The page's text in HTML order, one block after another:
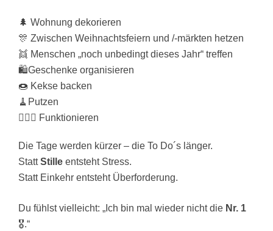
🌲 Wohnung dekorieren
🎊 Zwischen Weihnachtsfeiern und /-märkten hetzen
👯 Menschen „noch unbedingt dieses Jahr“ treffen
🛍️Geschenke organisieren
🍩 Kekse backen
🧹Putzen
🦸🏼‍♀️ Funktionieren
Die Tage werden kürzer – die To Do´s länger.
StattStille entsteht Stress.
Statt Einkehr entsteht Überforderung.
Du fühlst vielleicht: „Ich bin mal wieder nicht die Nr. 1
🎖️.“